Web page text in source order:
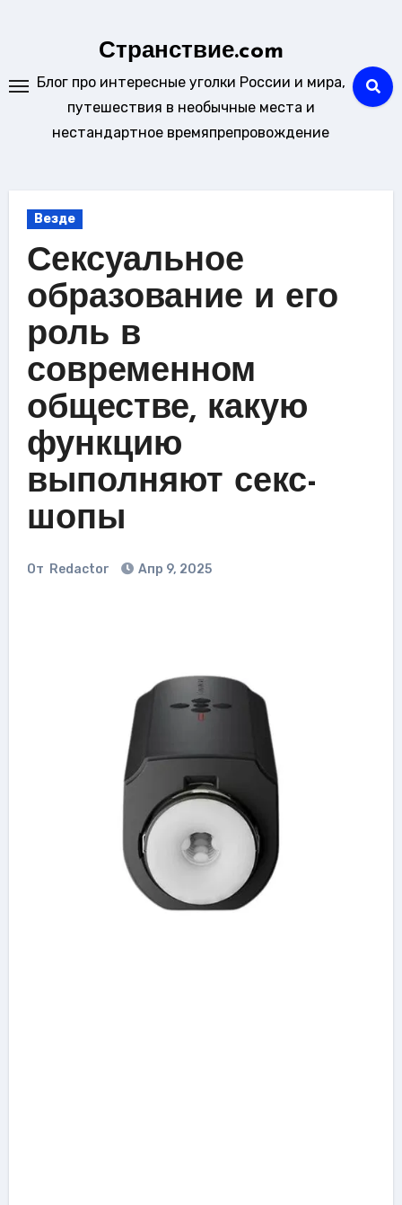
Странствие.com
Блог про интересные уголки России и мира,
путешествия в необычные места и
нестандартное времяпрепровождение
Везде
Сексуальное
образование и его
роль в
современном
обществе, какую
функцию
выполняют секс-
шопы
От Redactor Апр 9, 2025